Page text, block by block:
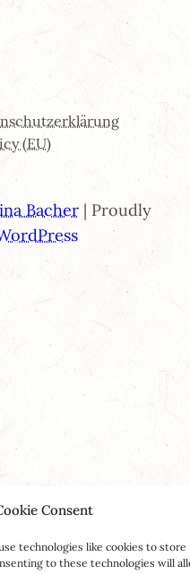
Consent
technologies like cookies to store
to these technologies will
(EU)
Bacher| Proudly